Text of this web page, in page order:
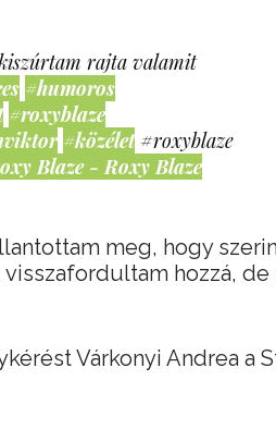
rajta valamit
#humoros
#roxyblaze
#közélet #roxyblaze
Blaze - Roxy Blaze
meg, hogy
hozzá, de
Várkonyi Andrea a